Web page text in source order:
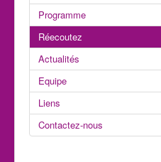
Programme
Réecoutez
Actualités
Equipe
Liens
Contactez-nous